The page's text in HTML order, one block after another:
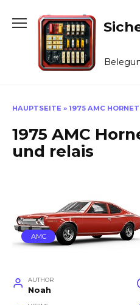
HAUPTSEITE » 1975 AMC
1975 AMC
und relais
AMC
AUTHOR
Noah